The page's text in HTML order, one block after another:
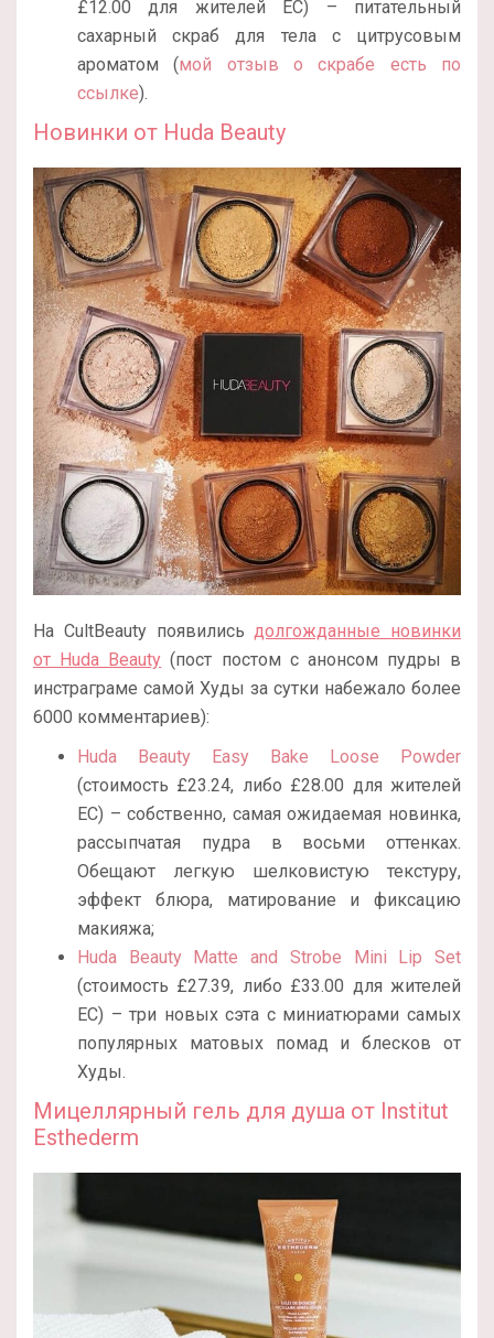
£12.00 для жителей ЕС) – питательный
сахарный скраб для тела с цитрусовым
ароматом (мой отзыв о скрабе есть по
ссылке).
Новинки от Huda Beauty
На CultBeauty появилисьдолгожданные новинки
от Huda Beauty (пост постом с анонсом пудры в
инстраграме самой Худы за сутки набежало более
6000 комментариев):
Huda Beauty Easy Bake Loose Powder
(стоимость £23.24, либо £28.00 для жителей
ЕС) – собственно, самая ожидаемая новинка,
рассыпчатая пудра в восьми оттенках.
Обещают легкую шелковистую текстуру,
эффект блюра, матирование и фиксацию
макияжа;
Huda Beauty Matte and Strobe Mini Lip Set
(стоимость £27.39, либо £33.00 для жителей
ЕС) – три новых сэта с миниатюрами самых
популярных матовых помад и блесков от
Худы.
Мицеллярный гель для душа от Institut
Esthederm